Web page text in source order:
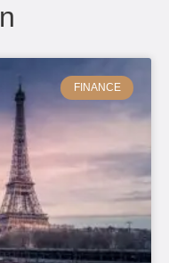
FINANCE